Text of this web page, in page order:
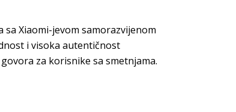
Xiaomi-jevom samorazvijenom
i visoka autentičnost
za korisnike sa smetnjama.